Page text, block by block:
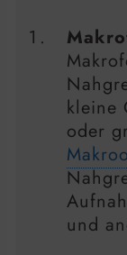
kleine
oder
und